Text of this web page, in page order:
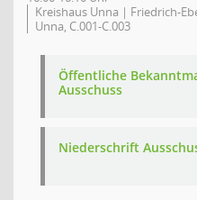
Kreishaus Unna | Friedrich-
Unna, C.001-C.003
Öffentliche
Ausschuss
Niederschrift